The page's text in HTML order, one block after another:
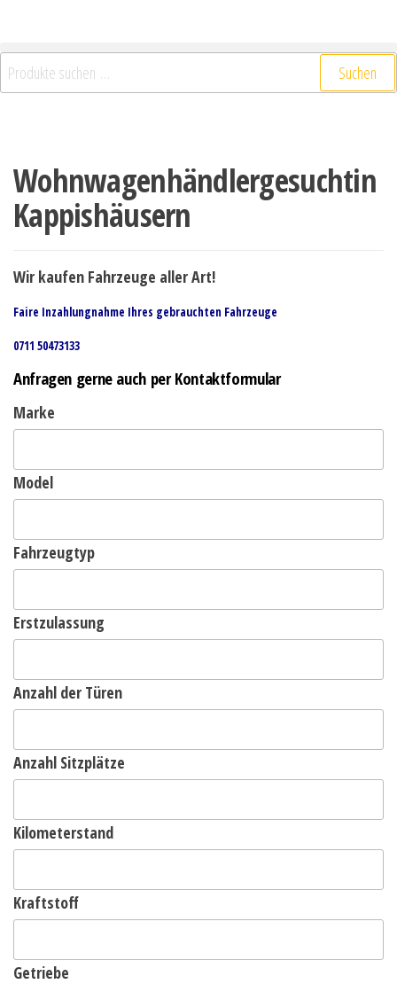
Suchen
Wohnwagenhändlergesuchtin
Kappishäusern
Wir kaufen Fahrzeuge aller Art!
Faire Inzahlungnahme Ihres gebrauchten Fahrzeuge
0711 50473133
Anfragen gerne auch per Kontaktformular
Marke
Model
Fahrzeugtyp
Erstzulassung
Anzahl der Türen
Anzahl Sitzplätze
Kilometerstand
Kraftstoff
Getriebe